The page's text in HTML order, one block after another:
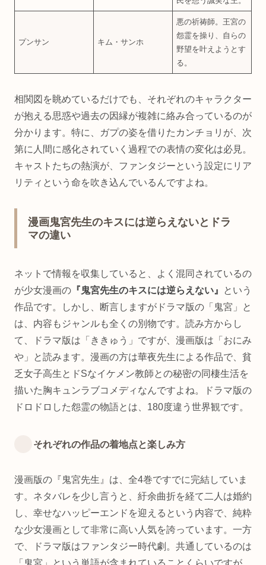
プンサン キム・サンホ
悪の祈祷師。王宮の
怨霊を操り、自らの
野望を叶えようとす
る。
相関図を眺めているだけでも、それぞれのキャラクター
が抱える思惑や過去の因縁が複雑に絡み合っているのが
分かります。特に、ガプの姿を借りたカンチョリが、次
第に人間に感化されていく過程での表情の変化は必見。
キャストたちの熱演が、ファンタジーという設定にリア
リティという命を吹き込んでいるんですよね。
漫画鬼宮先生のキスには逆らえないとドラ
マの違い
ネットで情報を収集していると、よく混同されているの
が少女漫画の 『鬼宮先生のキスには逆らえない』
という
作品です。しかし、断言しますがドラマ版の「鬼宮」と
は、内容もジャンルも全くの別物です。読み方からし
て、ドラマ版は「ききゅう」ですが、漫画版は「おにみ
や」と読みます。漫画の方は華夜先生による作品で、貧
乏女子高生とドSなイケメン教師との秘密の同棲生活を
描いた胸キュンラブコメディなんですよね。ドラマ版の
ドロドロした怨霊の物語とは、180度違う世界観です。
それぞれの作品の着地点と楽しみ方
漫画版の『鬼宮先生』は、全4巻ですでに完結していま
す。ネタバレを少し言うと、紆余曲折を経て二人は婚約
し、幸せなハッピーエンドを迎えるという内容で、純粋
な少女漫画として非常に高い人気を誇っています。一方
で、ドラマ版はファンタジー時代劇。共通しているのは